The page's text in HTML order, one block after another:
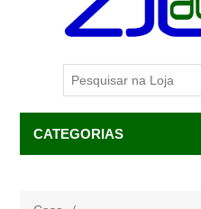
CATEGORIAS